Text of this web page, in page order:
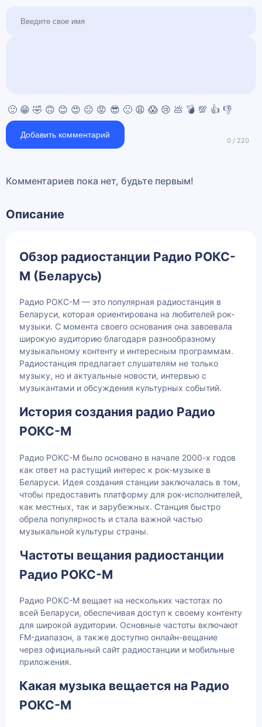
🙂 😁 🤣 🙃 😊 😍 😐 😡 😎 🙁 😩 😱 😢 💩 💣 💯 👍 👎
Добавить комментарий
Комментариев пока нет, будьте первым!
Описание
Обзор радиостанции Радио РОКС-
М (Беларусь)
Радио РОКС-М — это популярная радиостанция в
Беларуси, которая ориентирована на любителей рок-
музыки. С момента своего основания она завоевала
широкую аудиторию благодаря разнообразному
музыкальному контенту и интересным программам.
Радиостанция предлагает слушателям не только
музыку, но и актуальные новости, интервью с
музыкантами и обсуждения культурных событий.
История создания радио Радио
РОКС-М
Радио РОКС-М было основано в начале 2000-х годов
как ответ на растущий интерес к рок-музыке в
Беларуси. Идея создания станции заключалась в том,
чтобы предоставить платформу для рок-исполнителей,
как местных, так и зарубежных. Станция быстро
обрела популярность и стала важной частью
музыкальной культуры страны.
Частоты вещания радиостанции
Радио РОКС-М
Радио РОКС-М вещает на нескольких частотах по
всей Беларуси, обеспечивая доступ к своему контенту
для широкой аудитории. Основные частоты включают
FM-диапазон, а также доступно онлайн-вещание
через официальный сайт радиостанции и мобильные
приложения.
Какая музыка вещается на Радио
РОКС-М